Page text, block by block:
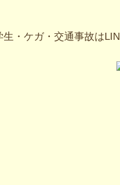
・ケガ・交通事故は